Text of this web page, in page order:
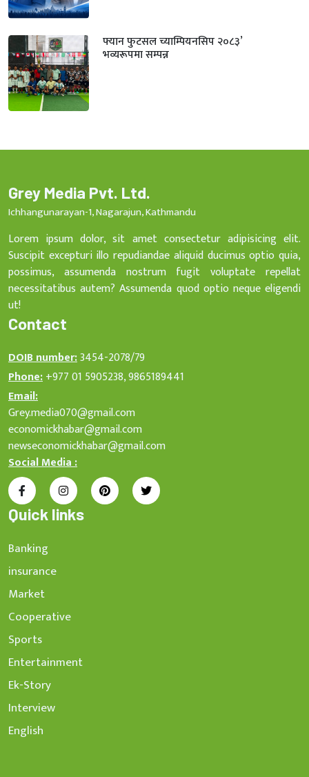
फ्यान फुटसल च्याम्पियनसिप २०८३’
भव्यरूपमा सम्पन्न
Grey Media Pvt. Ltd.
Ichhangunarayan-1, Nagarajun, Kathmandu
Lorem ipsum dolor, sit amet consectetur adipisicing elit.
Suscipit excepturi illo repudiandae aliquid ducimus optio quia,
possimus, assumenda nostrum fugit voluptate repellat
necessitatibus autem? Assumenda quod optio neque eligendi
ut!
Contact
DOIB number:3454-2078/79
Phone:+977 01 5905238, 9865189441
Email:
Grey.media070@gmail.com
economickhabar@gmail.com
newseconomickhabar@gmail.com
Social Media :
Quick links
Banking
insurance
Market
Cooperative
Sports
Entertainment
Ek-Story
Interview
English